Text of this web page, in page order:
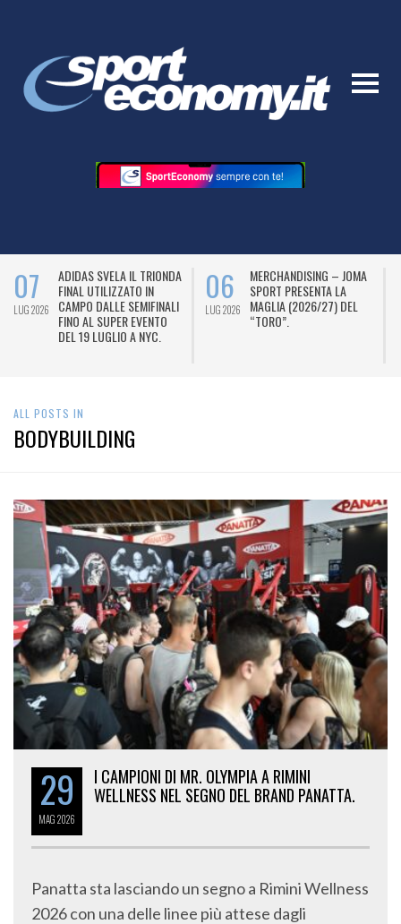
ADIDAS SVELA IL TRIONDA
FINAL UTILIZZATO IN
CAMPO DALLE SEMIFINALI
FINO AL SUPER EVENTO
DEL 19 LUGLIO A NYC.
06
LUG 2026
MERCHANDISING – JOMA
SPORT PRESENTA LA
MAGLIA (2026/27) DEL
06
LUG 2026
ALL POSTS IN
BODYBUILDING
29
MAG2026
I CAMPIONI DI MR. OLYMPIA A RIMINI
WELLNESS NEL SEGNO DEL BRAND PANATTA.
Panatta sta lasciando un segno a Rimini Wellness
2026 con una delle linee più attese dagli